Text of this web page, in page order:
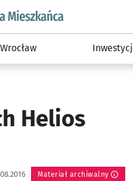
wroclaw.pl podserwis: Dla
Helios
Materiał archiwalny